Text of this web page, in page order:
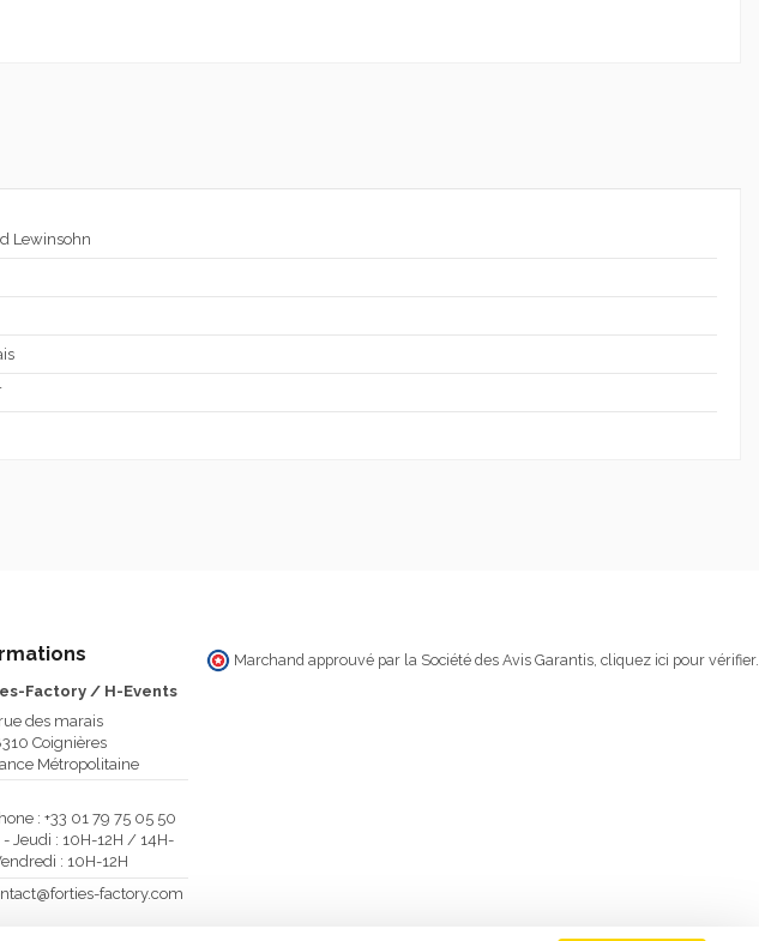
Lewinsohn
Factory / H-Events
des marais
Coignières
Métropolitaine
: +33 01 79 75 05 50
Jeudi : 10H-12H / 14H-
: 10H-12H
factory.com
Marchand approuvé par la Société des Avis Garantis, cliquez ici pour vérifier.